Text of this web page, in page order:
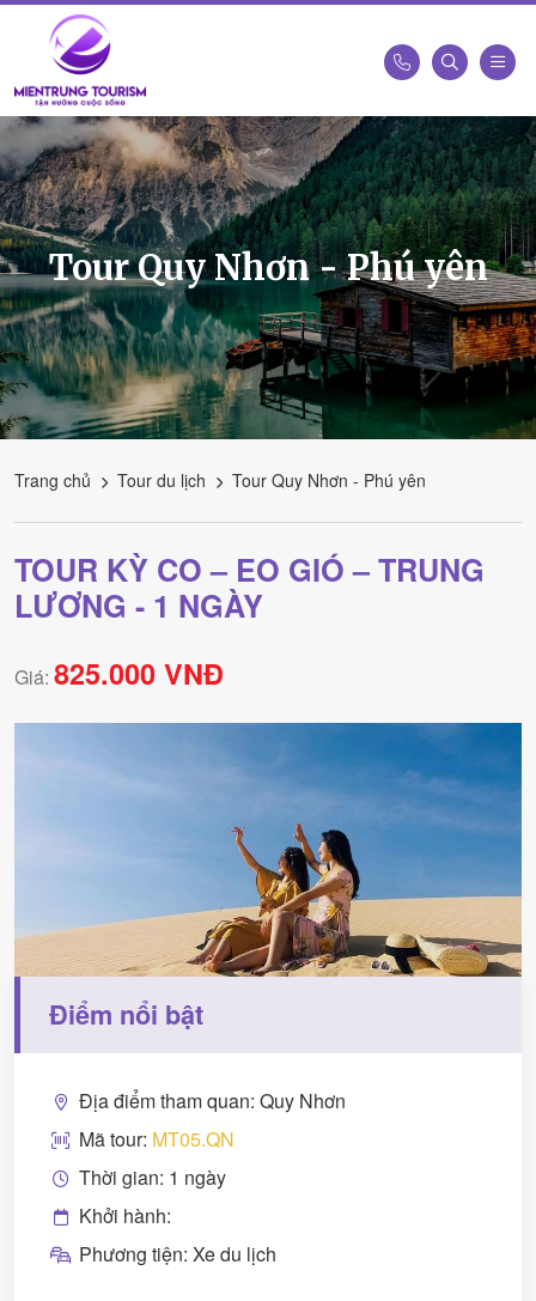
Công
Ty
Du
Lịch
Kết
Nối
Di
Sản
Miền
Trung
-
Miền
Tourism
Tour Quy Nhơn - Phú yên
Trang chủ Tour du lịch Tour Quy Nhơn - Phú yên
TOUR KỲ CO – EO GIÓ – TRUNG
LƯƠNG - 1 NGÀY
Giá: 825.000 VNĐ
Điểm nổi bật
Địa điểm tham quan: Quy Nhơn
Mã tour: MT05.QN
Thời gian: 1 ngày
Khởi hành:
Phương tiện: Xe du lịch